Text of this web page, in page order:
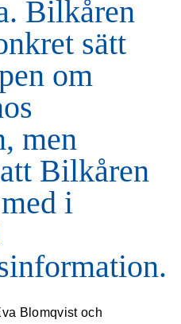
Bilkåren
sätt
om
men
Bilkåren
i
Blomqvist och